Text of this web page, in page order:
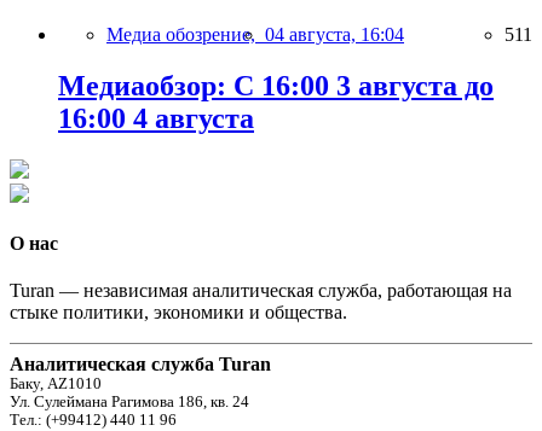
Медиа обозрение, 04 августа, 16:04 511
Медиаобзор: С 16:00 3 августа до
16:00 4 августа
О нас
Turan — независимая аналитическая служба, работающая на
стыке политики, экономики и общества.
Аналитическая служба Turan
Баку, AZ1010
Ул. Сулеймана Рагимова 186, кв. 24
Тел.: (+99412) 440 11 96